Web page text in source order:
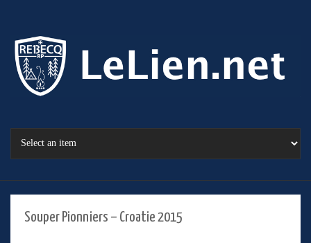
Souper Pionniers – Croatie 2015